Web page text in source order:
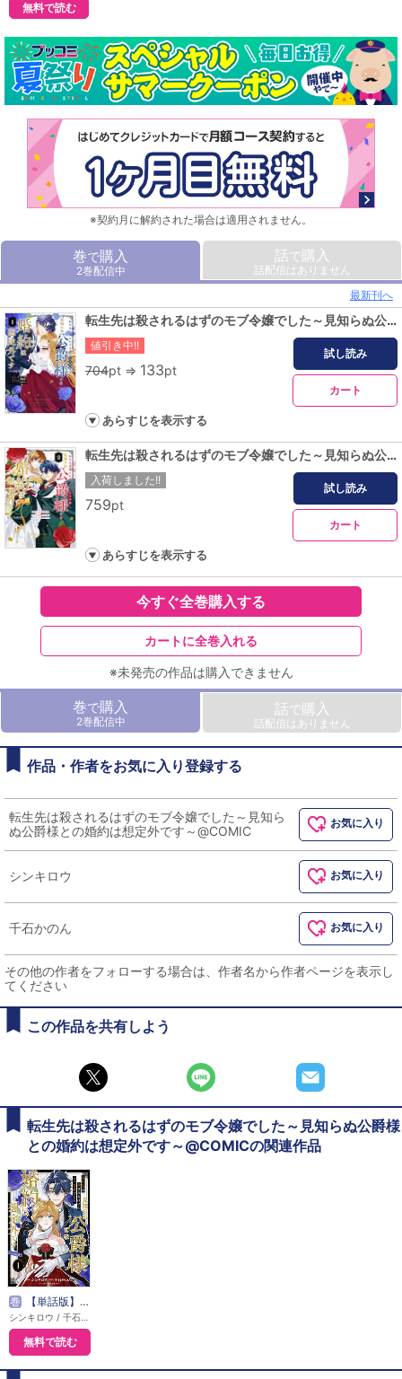
無料で読む
※契約月に解約された場合は適用されません。
巻で購入
2巻配信中
話で購入
話配信はありません
最新刊へ
転生先は殺されるはずのモブ令嬢でした～見知らぬ公爵様との婚約は想定外です～@COMIC 第1巻
値引き中!!
704pt ⇒ 133pt
試し読み
カート
あらすじを表示する
転生先は殺されるはずのモブ令嬢でした～見知らぬ公爵様との婚約は想定外です～@COMIC 第2巻
入荷しました!!
759pt
試し読み
カート
あらすじを表示する
今すぐ全巻購入する
カートに全巻入れる
※未発売の作品は購入できません
巻で購入
2巻配信中
話で購入
話配信はありません
作品・作者をお気に入り登録する
転生先は殺されるはずのモブ令嬢でした～見知ら
ぬ公爵様との婚約は想定外です～@COMIC
お気に入り
シンキロウ お気に入り
千石かのん お気に入り
その他の作者をフォローする場合は、作者名から作者ページを表示し
てください
この作品を共有しよう
転生先は殺されるはずのモブ令嬢でした～見知らぬ公爵様
との婚約は想定外です～@COMICの関連作品
巻 【単話版】転生先は殺されるはずのモブ令嬢でした～見知らぬ公爵様との婚約は想定外です～@COMIC
無料で読む